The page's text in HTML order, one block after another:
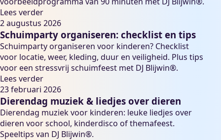
Lees verder
2 augustus 2026
Schuimparty organiseren: checklist en tips
Schuimparty organiseren voor kinderen? Checklist
voor locatie, weer, kleding, duur en veiligheid. Plus tips
voor een stressvrij schuimfeest met DJ Blijwin®.
Lees verder
23 februari 2026
Dierendag muziek & liedjes over dieren
Dierendag muziek voor kinderen: leuke liedjes over
dieren voor school, kinderdisco of themafeest.
Speeltips van DJ Blijwin®.